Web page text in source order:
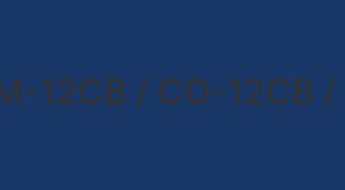
12CB / CO-12CB /